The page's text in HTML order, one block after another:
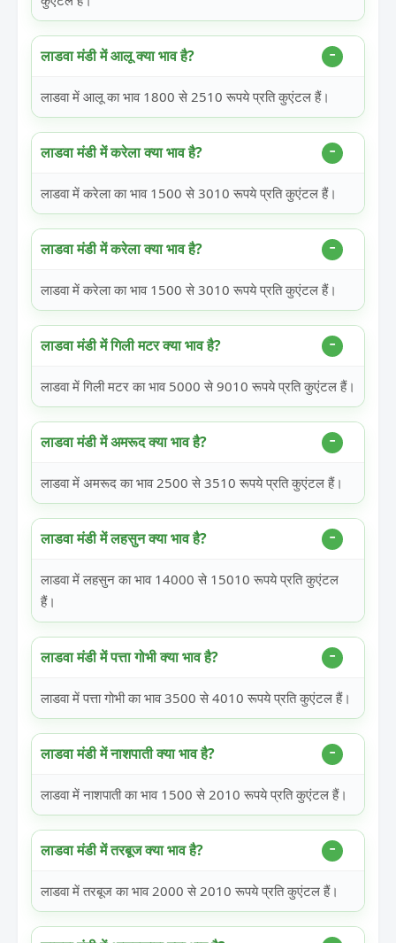
लाडवा मंडी में आलू क्या भाव है?
लाडवा में आलू का भाव 1800 से 2510 रूपये प्रति कुएंटल हैं।
लाडवा मंडी में करेला क्या भाव है?
लाडवा में करेला का भाव 1500 से 3010 रूपये प्रति कुएंटल हैं।
लाडवा मंडी में करेला क्या भाव है?
लाडवा में करेला का भाव 1500 से 3010 रूपये प्रति कुएंटल हैं।
लाडवा मंडी में गिली मटर क्या भाव है?
लाडवा में गिली मटर का भाव 5000 से 9010 रूपये प्रति कुएंटल हैं।
लाडवा मंडी में अमरूद क्या भाव है?
लाडवा में अमरूद का भाव 2500 से 3510 रूपये प्रति कुएंटल हैं।
लाडवा मंडी में लहसुन क्या भाव है?
लाडवा में लहसुन का भाव 14000 से 15010 रूपये प्रति कुएंटल
हैं।
लाडवा मंडी में पत्ता गोभी क्या भाव है?
लाडवा में पत्ता गोभी का भाव 3500 से 4010 रूपये प्रति कुएंटल हैं।
लाडवा मंडी में नाशपाती क्या भाव है?
लाडवा में नाशपाती का भाव 1500 से 2010 रूपये प्रति कुएंटल हैं।
लाडवा मंडी में तरबूज क्या भाव है?
लाडवा में तरबूज का भाव 2000 से 2010 रूपये प्रति कुएंटल हैं।